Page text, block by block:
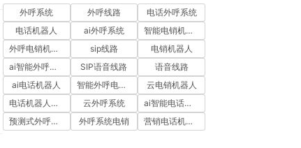
外呼系统 外呼线路
电话外呼系统
电话机器人
ai外呼系统
智能电销机器人
外呼电销机器人
sip线路
电销机器人
ai智能外呼系统
SIP语音线路
语音线路
ai电话机器人
智能外呼电销机器人
云电销机器人
电话机器人外呼
云外呼系统
ai智能电话机器人
预测式外呼系统
外呼系统电销 营销电话机器人